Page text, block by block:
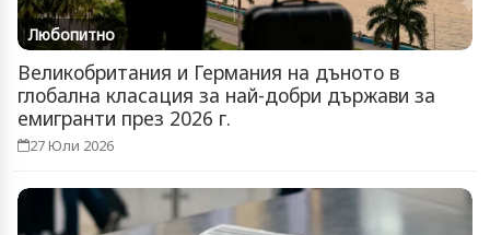
Любопитно
Великобритания и Германия на дъното в
глобална класация за най-добри държави за
емигранти през 2026 г.
27 Юли 2026